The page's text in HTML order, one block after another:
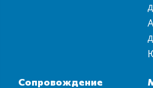
Сопровождение